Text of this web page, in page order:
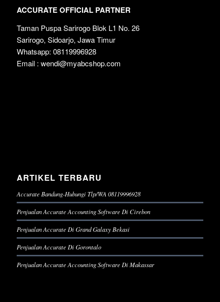
ACCURATE OFFICIAL PARTNER
Taman Puspa Sarirogo Blok L1 No. 26
Sarirogo, Sidoarjo, Jawa Timur
Whatsapp: 08119996928
Email : wendi@myabcshop.com
ARTIKEL TERBARU
Accurate Bandung-Hubungi Tlp/WA 08119996928
Penjualan Accurate Accounting Software Di Cirebon
Penjualan Accurate Di Grand Galaxy Bekasi
Penjualan Accurate Di Gorontalo
Penjualan Accurate Accounting Software Di Makassar